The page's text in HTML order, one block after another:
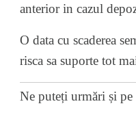
anterior in cazul
O data cu scaderea
risca sa suporte tot
Ne puteți urmări și pe